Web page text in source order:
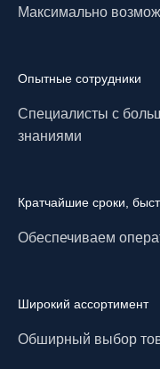
Максимально
Опытные сотрудники
Специалисты с
знаниями
Кратчайшие сроки,
Обеспечиваем
Широкий ассортимент
Обширный выбор